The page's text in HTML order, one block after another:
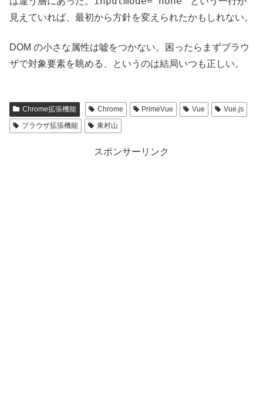
見えていれば、最初から方針を変えられたかもしれない。
DOM の小さな属性は嘘をつかない。困ったらまずブラウ
ザで対象要素を眺める、というのは結局いつも正しい。
Chrome拡張機能 Chrome PrimeVue Vue
Vue.js
ブラウザ拡張機能
東村山
スポンサーリンク